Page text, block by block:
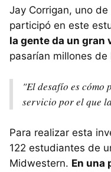
Jay Corrigan, uno
participó en este
la gente da un gran
pasarían millones
"El desafío es cómo
servicio por el que
Para realizar esta
122 estudiantes de
Midwestern. En una